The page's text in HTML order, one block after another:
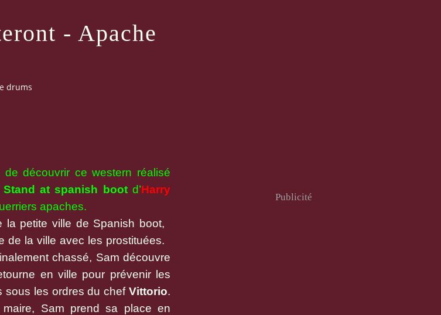
- Apache
drums
découvrir ce western réalisé
Stand at spanish bootd’Harry
apaches.
la petite ville de Spanish boot,
de la ville avec les prostituées.
chassé, Sam découvre
en ville pour prévenir les
sous les ordres du chef Vittorio.
Sam prend sa place en
Publicité